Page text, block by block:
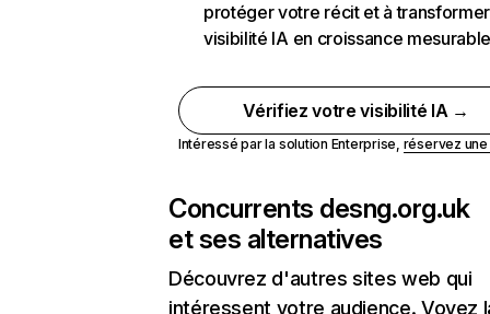
protéger votre récit et à
visibilité IA en croissance
Vérifiez votre visibilité IA →
Intéressé par la solution Enterprise, réservez
Concurrents desng.org.uk
et ses alternatives
Découvrez d'autres sites web qui
intéressent votre audience. Voyez